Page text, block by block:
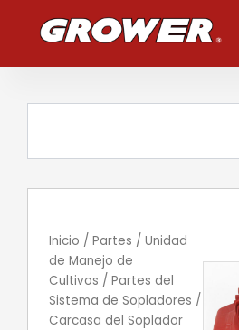
Inicio /Partes /Unidad
de Manejo de
Cultivos /Partes del
Sistema de Sopladores /
Carcasa del Soplador